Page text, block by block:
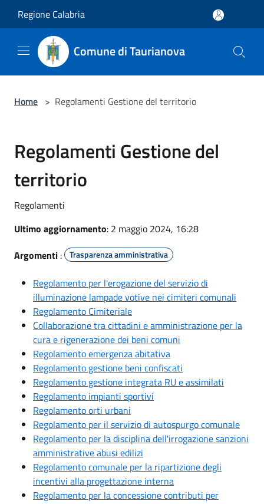
Regione Calabria
Comune di Taurianova
Home > Regolamenti Gestione del territorio
Regolamenti Gestione del
territorio
Regolamenti
Ultimo aggiornamento: 2 maggio 2024, 16:28
Argomenti : Trasparenza amministrativa
Regolamento per l'erogazione del servizio di
illuminazione lampade votive nei cimiteri comunali
Regolamento Cimiteriale
Collaborazione tra cittadini e amministrazione per la
cura e rigenerazione dei beni comuni
Regolamento emergenza abitativa
Regolamento gestione beni confiscati
Regolamento gestione integrata RU e assimilati
Regolamento impianti sportivi
Regolamento orti urbani
Regolamento per il servizio di autospurgo comunale
Regolamento per la disciplina dell'irrogazione sanzioni
amministrative abusi edilizi
Regolamento comunale per la ripartizione degli
incentivi alla progettazione interna
Regolamento per la concessione contributi per